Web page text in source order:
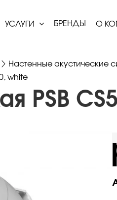
УСЛУГИ БРЕНДЫ О
Настенные акустические
white
PSB